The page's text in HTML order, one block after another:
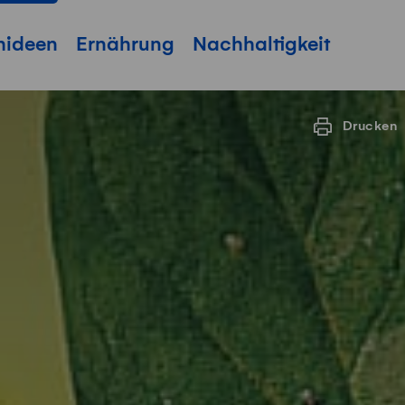
Ernährung Nachhaltigkeit
Drucken